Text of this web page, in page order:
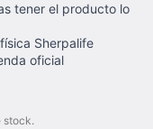
tener el producto lo
Sherpalife
oficial
stock.